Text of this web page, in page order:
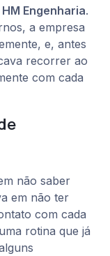
HM Engenharia.
a empresa
e, antes
recorrer ao
com cada
não saber
em não ter
com cada
rotina que já